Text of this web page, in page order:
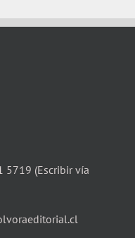
5719 (Escribir vía